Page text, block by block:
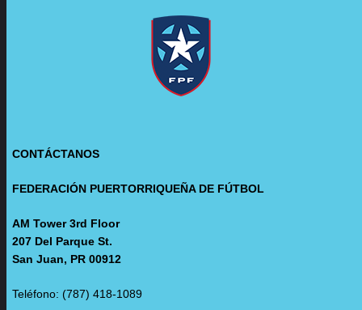
CONTÁCTANOS
FEDERACIÓN PUERTORRIQUEÑA DE FÚTBOL
AM Tower 3rd Floor
207 Del Parque St.
San Juan, PR 00912
Teléfono: (787) 418-1089